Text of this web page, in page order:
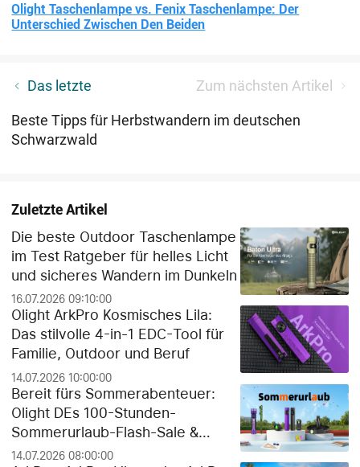
Olight Taschenlampe vs. Fenix Taschenlampe: Der
Unterschied Zwischen Den Beiden
Das letzte Zum nächsten Artikel
Wandern im Harz: Tipps und Ausrüstung für deine
Beste Tipps für Herbstwandern im deutschen
Schwarzwald
Zuletzte Artikel
Die beste Outdoor Taschenlampe
im Test Ratgeber für helles Licht
und sicheres Wandern im Dunkeln
16.07.2026 09:10:00
Olight ArkPro Kosmisches Lila:
Das stilvolle 4-in-1 EDC-Tool für
Familie, Outdoor und Beruf
14.07.2026 10:00:00
Bereit fürs Sommerabenteuer:
Olight DEs 100-Stunden-
Sommerurlaub-Flash-Sale &
exklusiver Gratis-Geschenk-
14.07.2026 08:00:00